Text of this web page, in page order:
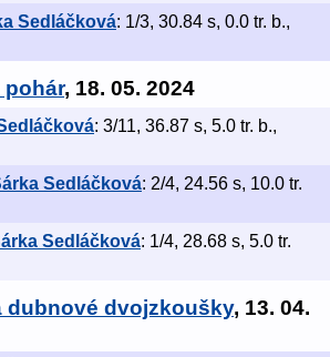
Sedláčková: 1/3, 30.84 s, 0.0 tr. b.,
pohár, 18. 05. 2024
: 3/11, 36.87 s, 5.0 tr. b.,
Sedláčková: 2/4, 24.56 s, 10.0 tr.
Sedláčková: 1/4, 28.68 s, 5.0 tr.
dubnové dvojzkoušky, 13. 04.